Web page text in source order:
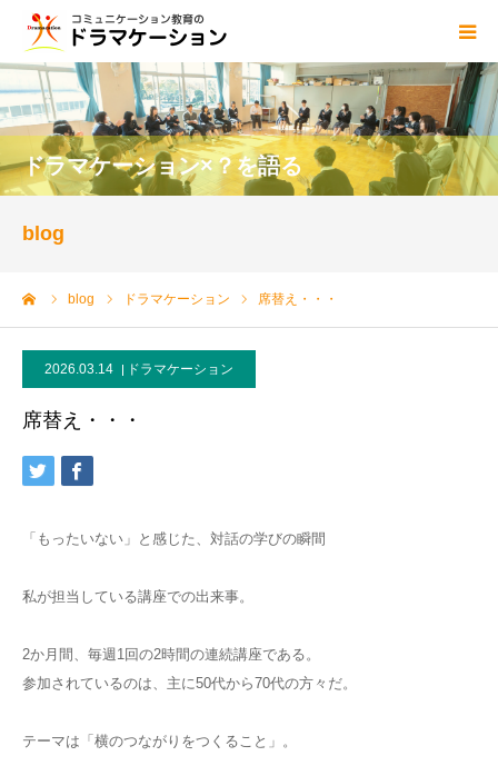
ドラマケーション×？を語る
blog
blog ドラマケーション 席替え・・・
2026.03.14 ドラマケーション
席替え・・・
「もったいない」と感じた、対話の学びの瞬間
私が担当している講座での出来事。
2か月間、毎週1回の2時間の連続講座である。
参加されているのは、主に50代から70代の方々だ。
テーマは「横のつながりをつくること」。
ドラマケーションとは
blog
センター概要
ご依頼・お問い合わせ